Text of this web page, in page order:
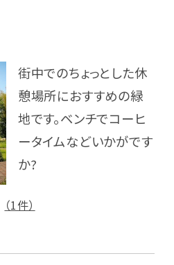
街中でのちょっとした休
憩場所におすすめの緑
地です。ベンチでコーヒ
ータイムなどいかがです
か?
（1件）